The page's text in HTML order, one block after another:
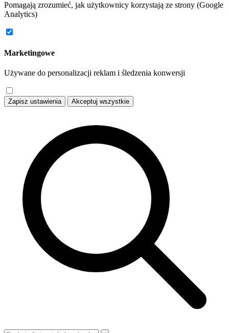
Pomagają zrozumieć, jak użytkownicy korzystają ze strony (Google
Analytics)
Marketingowe
Używane do personalizacji reklam i śledzenia konwersji
Zapisz ustawienia Akceptuj wszystkie